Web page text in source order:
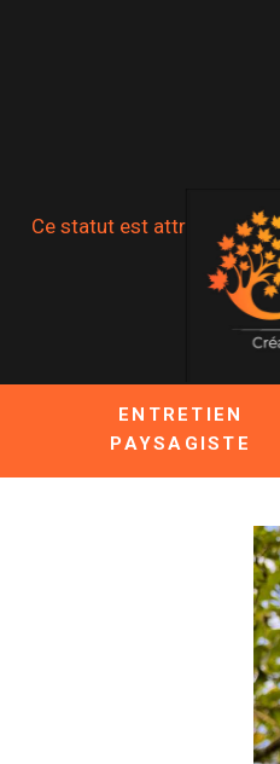
Ce statut est attribué
ENTRETIEN
PAYSAGISTE